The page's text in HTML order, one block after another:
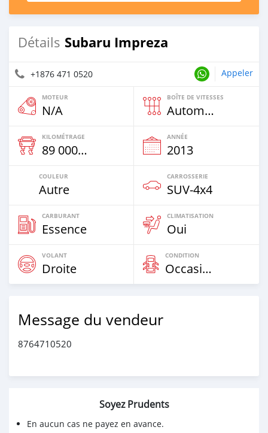
Détails Subaru Impreza
+1876 471 0520 Appeler
MOTEUR
N/A
BOÎTE DE VITESSES
Automatique
KILOMÉTRAGE
89 000 Km
ANNÉE
2013
COULEUR
Autre
CARROSSERIE
SUV‒4x4
CARBURANT
Essence
CLIMATISATION
Oui
VOLANT
Droite
CONDITION
Occasion
Message du vendeur
8764710520
Soyez Prudents
En aucun cas ne payez en avance.